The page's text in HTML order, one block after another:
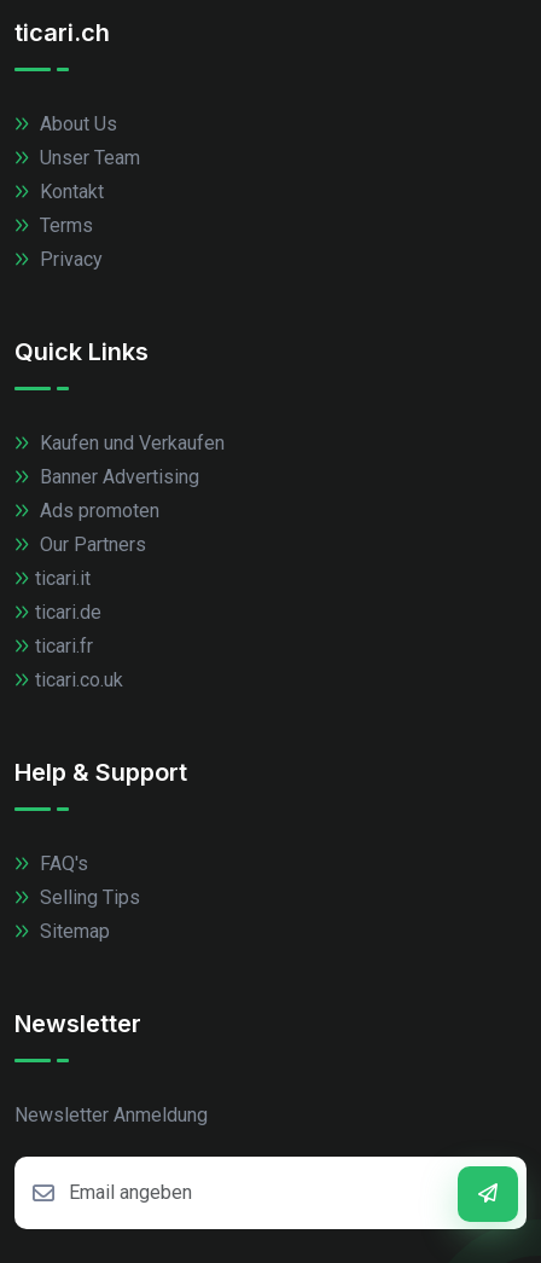
ticari.ch
About Us
Unser Team
Kontakt
Terms
Privacy
Quick Links
Kaufen und Verkaufen
Banner Advertising
Ads promoten
Our Partners
ticari.it
ticari.de
ticari.fr
ticari.co.uk
Help & Support
FAQ's
Selling Tips
Sitemap
Newsletter
Newsletter Anmeldung